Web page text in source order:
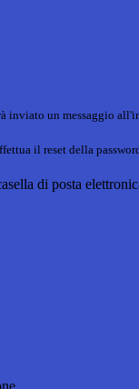
inviato un messaggio
il reset della
di posta